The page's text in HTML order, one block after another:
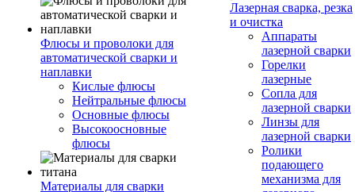
Флюсы и проволоки для
автоматической сварки и
наплавки
Кислые флюсы
Нейтральные флюсы
Основные флюсы
Высокоосновные
флюсы
Материалы для сварки
Лазерная сварка, резка
и очистка
Аппараты
лазерной сварки
Горелки
лазерные
Сопла для
лазерной сварки
Линзы для
лазерной сварки
Ролики
подающего
механизма для